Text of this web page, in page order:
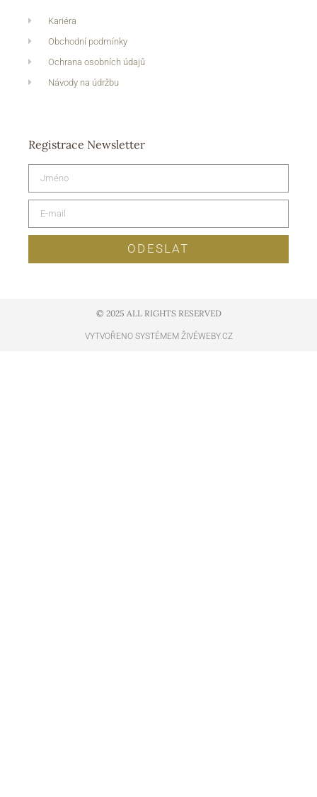
Kariéra
Obchodní podmínky
Ochrana osobních údajů
Návody na údržbu
Registrace Newsletter
ODESLAT
© 2025 ALL RIGHTS RESERVED​
VYTVOŘENO SYSTÉMEM ŽIVÉWEBY.CZ